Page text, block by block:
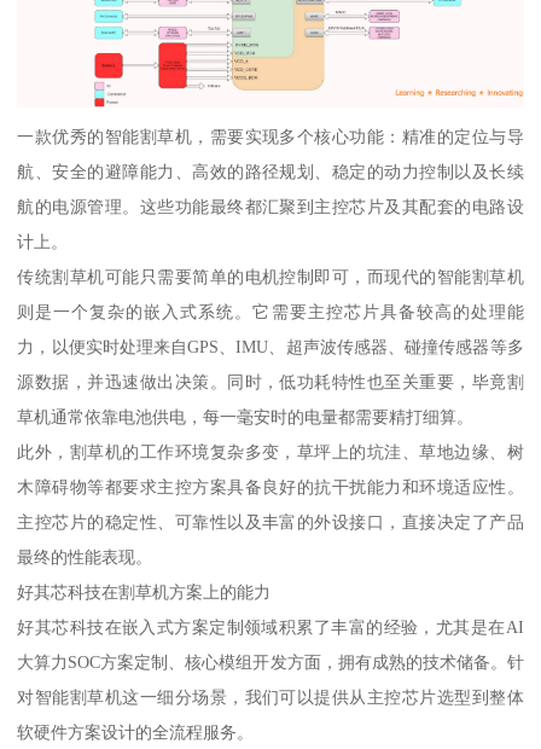
一款优秀的智能割草机，需要实现多个核心功能：精准的定位与导
航、安全的避障能力、高效的路径规划、稳定的动力控制以及长续
航的电源管理。这些功能最终都汇聚到主控芯片及其配套的电路设
计上。
传统割草机可能只需要简单的电机控制即可，而现代的智能割草机
则是一个复杂的嵌入式系统。它需要主控芯片具备较高的处理能
力，以便实时处理来自GPS、IMU、超声波传感器、碰撞传感器等多
源数据，并迅速做出决策。同时，低功耗特性也至关重要，毕竟割
草机通常依靠电池供电，每一毫安时的电量都需要精打细算。
此外，割草机的工作环境复杂多变，草坪上的坑洼、草地边缘、树
木障碍物等都要求主控方案具备良好的抗干扰能力和环境适应性。
主控芯片的稳定性、可靠性以及丰富的外设接口，直接决定了产品
最终的性能表现。
好其芯科技在割草机方案上的能力
好其芯科技在嵌入式方案定制领域积累了丰富的经验，尤其是在AI
大算力SOC方案定制、核心模组开发方面，拥有成熟的技术储备。针
对智能割草机这一细分场景，我们可以提供从主控芯片选型到整体
软硬件方案设计的全流程服务。